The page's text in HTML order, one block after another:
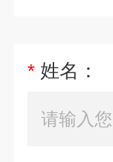
* 姓名：